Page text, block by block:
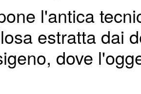
l'antica
estratta dai
dove